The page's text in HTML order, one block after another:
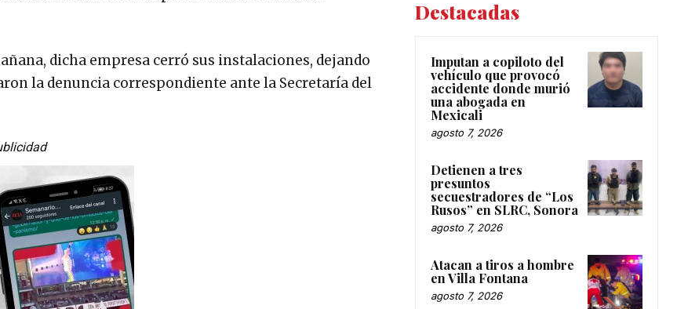
dicha empresa cerró sus instalaciones, dejando
la denuncia correspondiente ante la Secretaría del
Destacadas
Imputan a copiloto del
vehículo que provocó
accidente donde murió
una abogada en
Mexicali
agosto 7, 2026
Detienen a tres
presuntos
secuestradores de “Los
Rusos” en SLRC, Sonora
agosto 7, 2026
Atacan a tiros a hombre
en Villa Fontana
agosto 7, 2026